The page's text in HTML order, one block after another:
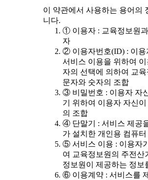
이 약관에서 사용하는 용어의
니다.
① 이용자 : 교육정보원
자
② 이용자번호(ID) : 이용
서비스 이용을 위하여
자의 선택에 의하여 교
문자와 숫자의 조합
③ 비밀번호 : 이용자 자
기 위하여 이용자 자신
의 조합
④ 단말기 : 서비스 제공
가 설치한 개인용 컴퓨터
⑤ 서비스 이용 : 이용자
여 교육정보원의 주전산
정보원이 제공하는 정보
⑥ 이용계약 : 서비스를